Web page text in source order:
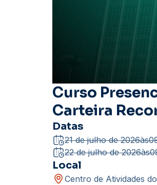
Curso
Carteira
Datas
21 de julho de 2026às
22 de julho de 2026às
Local
Centro de Atividades